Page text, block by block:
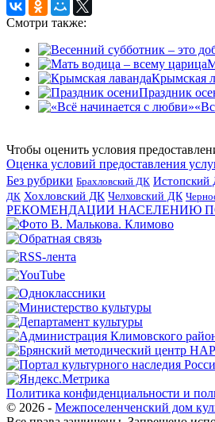
Смотри также:
Крымская
Праздник
Чтобы оценить условия
Оценка условий предоставления
Без рубрики Брахловский ДК Истопский
ДК Хохловский ДК Челховский ДК
РЕКОМЕНДАЦИИ НАСЕЛЕНИЮ
Политика конфиденциальности и
© 2026 - Межпоселенченский дом